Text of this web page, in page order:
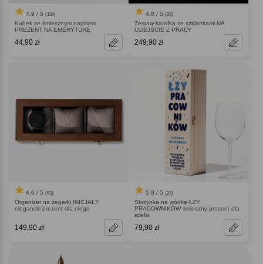
4.9 / 5 (134)
Kubek ze śmiesznym napisem
PREZENT NA EMERYTURĘ
44,90 zł
4.8 / 5 (28)
Zestaw karafka ze szklankami NA
ODEJŚCIE Z PRACY
249,90 zł
4.6 / 5 (53)
Organizer na zegarki INICJAŁY
elegancki prezent dla niego
149,90 zł
5.0 / 5 (24)
Skrzynka na wódkę ŁZY
PRACOWNIKÓW śmieszny prezent dla
szefa
79,90 zł